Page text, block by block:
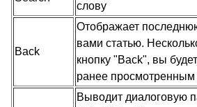
слову
Back
Отображает
вами статью.
кнопку "Back", вы
ранее просмотренным
Выводит диалоговую